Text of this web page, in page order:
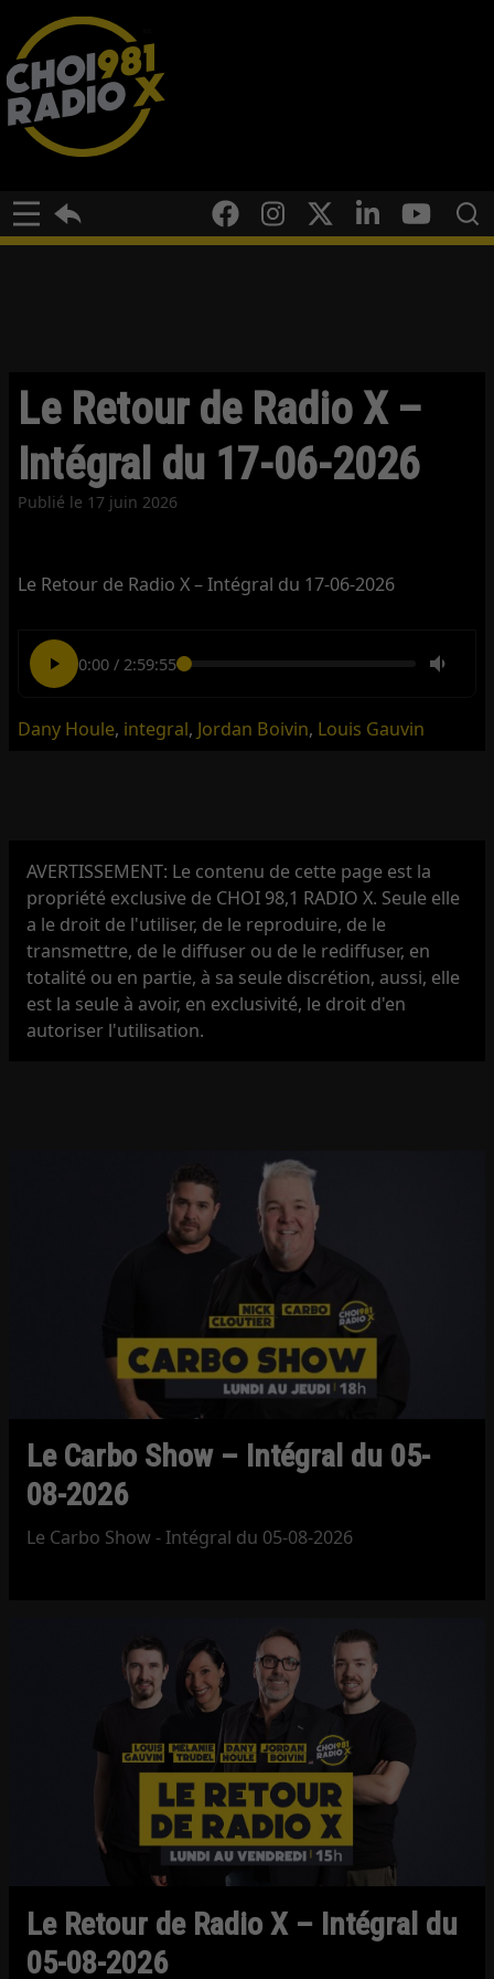
Le Retour de Radio X –
Intégral du 17-06-2026
Publié le 17 juin 2026
Le Retour de Radio X – Intégral du 17-06-2026
0:00/ 2:59:55
Dany Houle, integral, Jordan Boivin, Louis Gauvin
AVERTISSEMENT: Le contenu de cette page est la
propriété exclusive de CHOI 98,1 RADIO X. Seule elle
a le droit de l'utiliser, de le reproduire, de le
transmettre, de le diffuser ou de le rediffuser, en
totalité ou en partie, à sa seule discrétion, aussi, elle
est la seule à avoir, en exclusivité, le droit d'en
autoriser l'utilisation.
Le Carbo Show – Intégral du 05-
08-2026
Le Carbo Show - Intégral du 05-08-2026
Le Retour de Radio X – Intégral du
05-08-2026